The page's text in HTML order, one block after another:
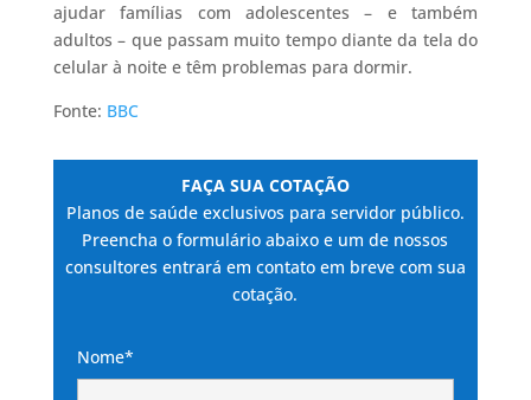
ajudar famílias com adolescentes – e também
adultos – que passam muito tempo diante da tela do
celular à noite e têm problemas para dormir.
Fonte: BBC
FAÇA SUA COTAÇÃO
Planos de saúde exclusivos para servidor público.
Preencha o formulário abaixo e um de nossos
consultores entrará em contato em breve com sua
cotação.
Nome*